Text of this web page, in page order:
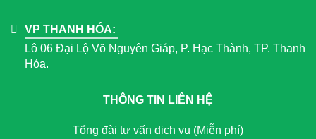
VP THANH HÓA:
Lô 06 Đại Lộ Võ Nguyên Giáp, P. Hạc Thành, TP. Thanh
Hóa.
THÔNG TIN LIÊN HỆ
Tổng đài tư vấn dịch vụ (Miễn phí)